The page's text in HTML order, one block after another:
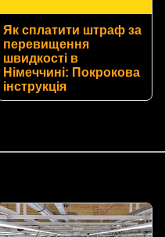
Як сплатити штраф за
перевищення
швидкості в
Німеччині: Покрокова
інструкція